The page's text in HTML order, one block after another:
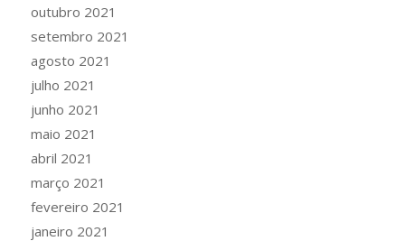
outubro 2021
setembro 2021
agosto 2021
julho 2021
junho 2021
maio 2021
abril 2021
março 2021
fevereiro 2021
janeiro 2021